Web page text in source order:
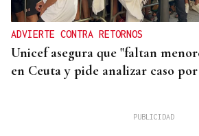
ADVIERTE CONTRA RETORNOS
Unicef asegura que "faltan
en Ceuta y pide analizar caso por